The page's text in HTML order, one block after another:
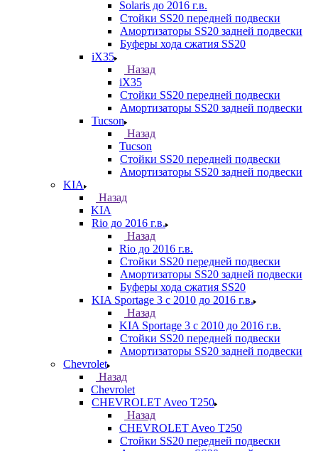
Solaris до 2016 г.в.
Стойки SS20 передней подвески
Амортизаторы SS20 задней подвески
Буферы хода сжатия SS20
iX35
Назад
iX35
Стойки SS20 передней подвески
Амортизаторы SS20 задней подвески
Tucson
Назад
Tucson
Стойки SS20 передней подвески
Амортизаторы SS20 задней подвески
KIA
Назад
KIA
Rio до 2016 г.в.
Назад
Rio до 2016 г.в.
Стойки SS20 передней подвески
Амортизаторы SS20 задней подвески
Буферы хода сжатия SS20
KIA Sportage 3 с 2010 до 2016 г.в.
Назад
KIA Sportage 3 с 2010 до 2016 г.в.
Стойки SS20 передней подвески
Амортизаторы SS20 задней подвески
Chevrolet
Назад
Chevrolet
CHEVROLET Aveo T250
Назад
CHEVROLET Aveo T250
Стойки SS20 передней подвески